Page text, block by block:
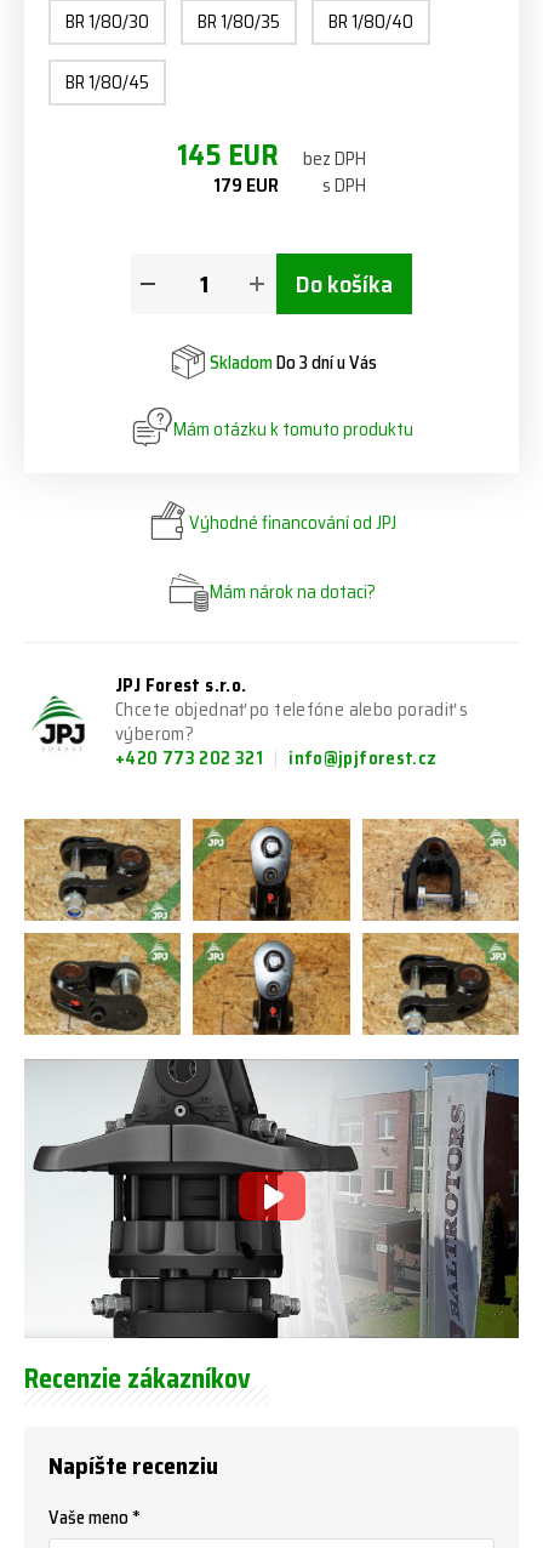
BR 1/80/30 BR 1/80/35 BR 1/80/40
BR 1/80/45
145 EUR bez DPH
179 EUR s DPH
Do košíka
SkladomDo 3 dní u Vás
Mám otázku k tomuto produktu
Výhodné financování od JPJ
Mám nárok na dotaci?
JPJ Forest s.r.o.
Chcete objednať po telefóne alebo poradiť s
výberom?
+420 773 202 321
info@jpjforest.cz
Recenzie zákazníkov
Napíšte recenziu
Vaše meno *